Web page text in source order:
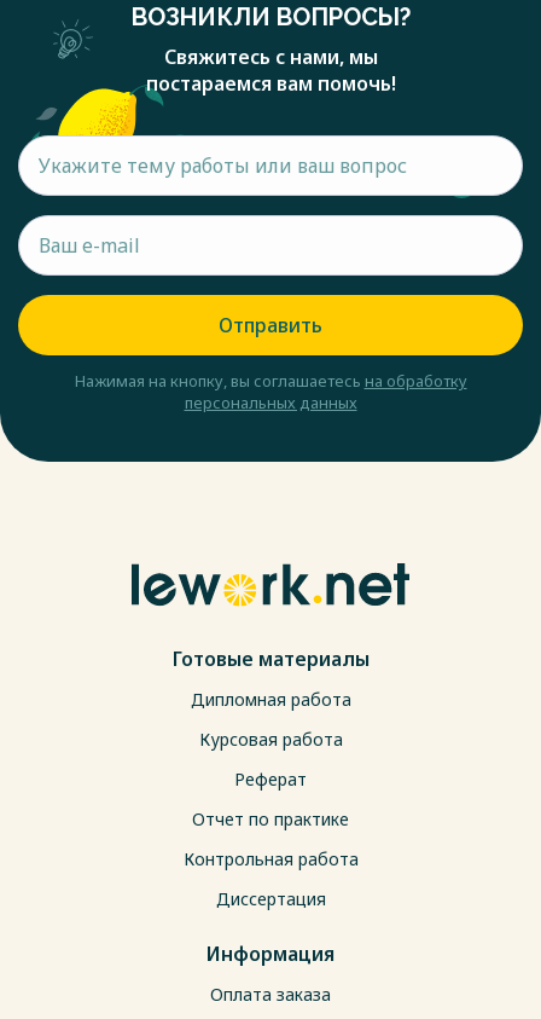
ВОЗНИКЛИ ВОПРОСЫ?
Свяжитесь с нами, мы
постараемся вам помочь!
Отправить
Нажимая на кнопку, вы соглашаетесь на обработку
персональных данных
Готовые материалы
Дипломная работа
Курсовая работа
Реферат
Отчет по практике
Контрольная работа
Диссертация
Информация
Оплата заказа